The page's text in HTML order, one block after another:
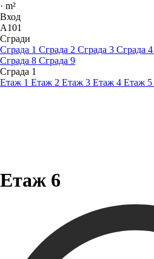
· m²
Вход
A101
Сгради
Сграда 1 Сграда 2 Сграда 3 Сграда 4
Сграда 8 Сграда 9
Сграда 1
Етаж 1 Етаж 2 Етаж 3 Етаж 4 Етаж 5
Етаж 6